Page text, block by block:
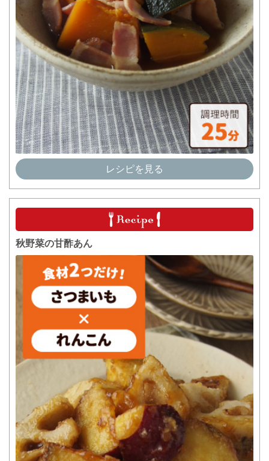
レシピを見る
秋野菜の甘酢あん